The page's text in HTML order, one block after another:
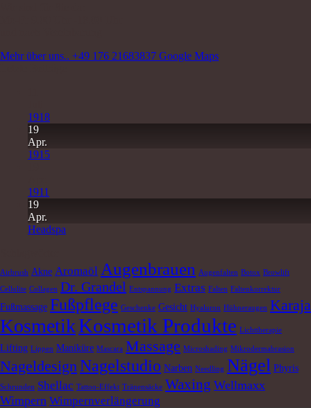
Mehr über uns.. +49 176 21683837 Google Maps
1918
19
Apr.
1915
1911
19
Apr.
Headspa
Airbrush Akne Aromaöl Augenbrauen Augenfalten Botox Browlift
Cellulite Collagen Dr. Grandel Entspannung Extras Falten Faltenkorrektur
Fußmassage Fußpflege Geschenke Gesicht Hyaluron Hühneraugen Karaja
KosmetikKosmetik Produkte Lichttherapie
Lifting Lippen Maniküre Mascara Massage Microshading Mikrodermabrasion
Nageldesign Nagelstudio Narben Needling Nägel Phyris
Schrunden Shellac Tattoo-Effekt Tränensäcke Waxing Wellmaxx
Wimpern Wimpernverlängerung